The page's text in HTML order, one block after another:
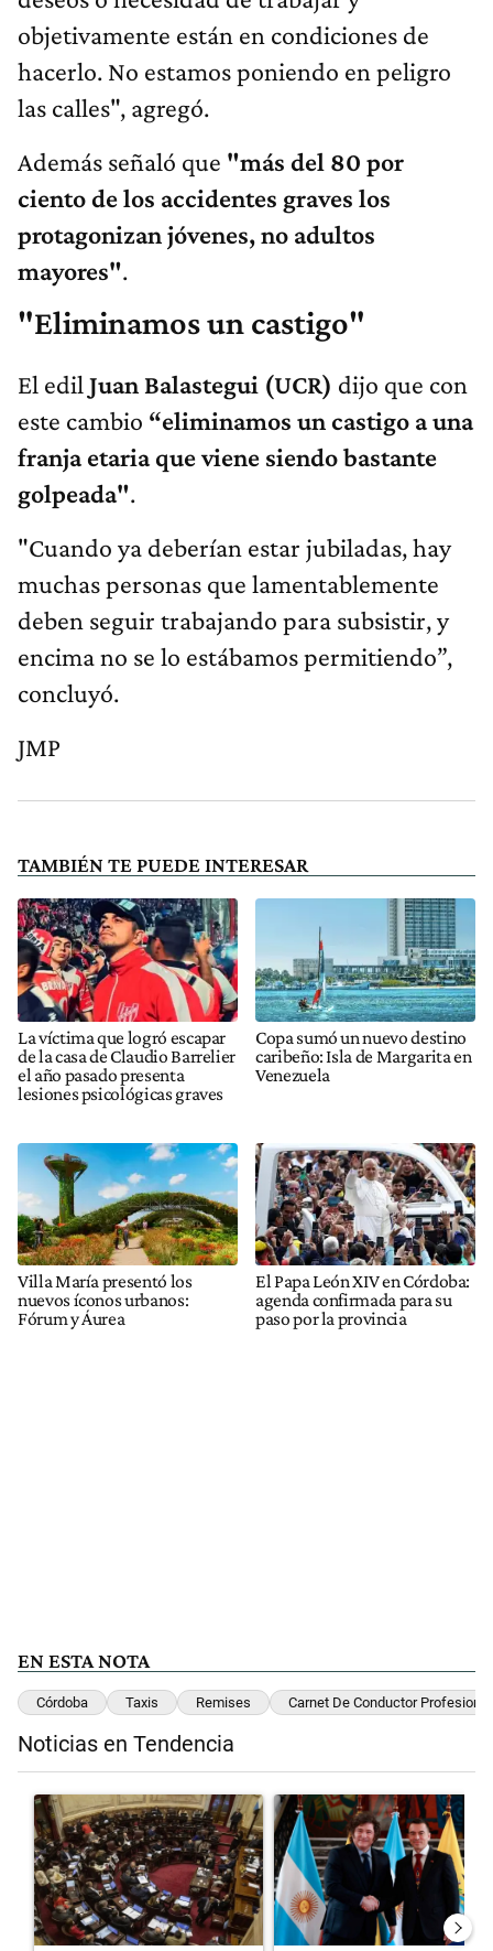
objetivamente están en condiciones de
hacerlo. No estamos poniendo en peligro
las calles", agregó.
Además señaló que "más del 80 por
ciento de los accidentes graves los
protagonizan jóvenes, no adultos
mayores".
"Eliminamos un castigo"
El edil Juan Balastegui (UCR) dijo que con
este cambio “eliminamos un castigo a una
franja etaria que viene siendo bastante
golpeada".
"Cuando ya deberían estar jubiladas, hay
muchas personas que lamentablemente
deben seguir trabajando para subsistir, y
encima no se lo estábamos permitiendo”,
concluyó.
JMP
TAMBIÉN TE PUEDE INTERESAR
La víctima que logró escapar
de la casa de Claudio Barrelier
el año pasado presenta
lesiones psicológicas graves
Copa sumó un nuevo destino
caribeño: Isla de Margarita en
Venezuela
Villa María presentó los
nuevos íconos urbanos:
Fórum y Áurea
El Papa León XIV en Córdoba:
agenda confirmada para su
paso por la provincia
EN ESTA NOTA
Córdoba Taxis Remises Carnet De Conductor Profesional
Noticias en Tendencia
Un artículo de tendencia con el título "El Senado dio media sanción
Un artículo de tendencia con el